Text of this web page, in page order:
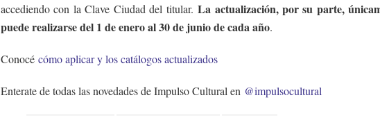
accediendo con la Clave Ciudad del titular.La actualización, por su parte,
puede realizarse del 1 de enero al 30 de junio de cada año.
Conocé cómo aplicar y los catálogos actualizados
Enterate de todas las novedades de Impulso Cultural en @impulsocultural